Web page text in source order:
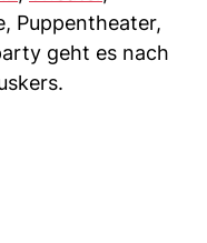
Puppentheater,
geht es nach